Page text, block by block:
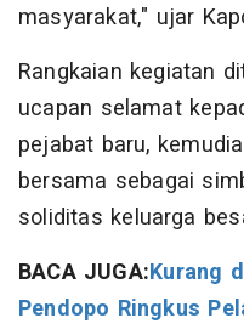
masyarakat," ujar
Rangkaian kegiatan
ucapan selamat
pejabat baru,
bersama sebagai
soliditas keluarga
BACA JUGA:Kurang
Pendopo Ringkus